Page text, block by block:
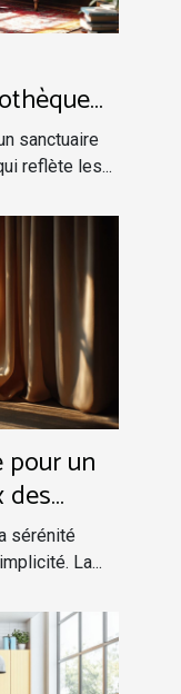
sanctuaire
reflète les...
un
des
sérénité
La...